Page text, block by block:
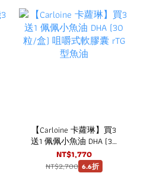
【Carloine 卡蘿琳】買3
送1 佩佩小魚油 DHA (30
粒/盒) 咀嚼式軟膠囊 rTG
型魚油
NT$1,770
NT$2,700 6.6折